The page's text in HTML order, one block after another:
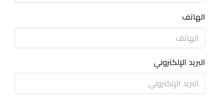
الهاتف
البريد الإلكتروني